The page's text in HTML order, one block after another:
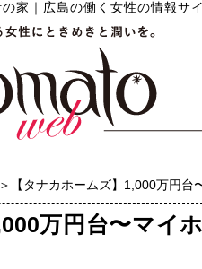
家 ｜ 広島の働く女性の情報サ
＞【タナカホームズ】1,000万円台
万円台〜マイ